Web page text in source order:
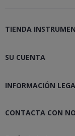
TIENDA
SU CUENTA
INFORMACIÓN
CONTACTA CON